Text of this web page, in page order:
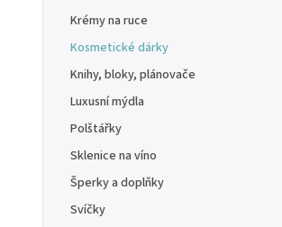
Krémy na ruce
Kosmetické dárky
Knihy, bloky, plánovače
Luxusní mýdla
Polštářky
Sklenice na víno
Šperky a doplňky
Svíčky